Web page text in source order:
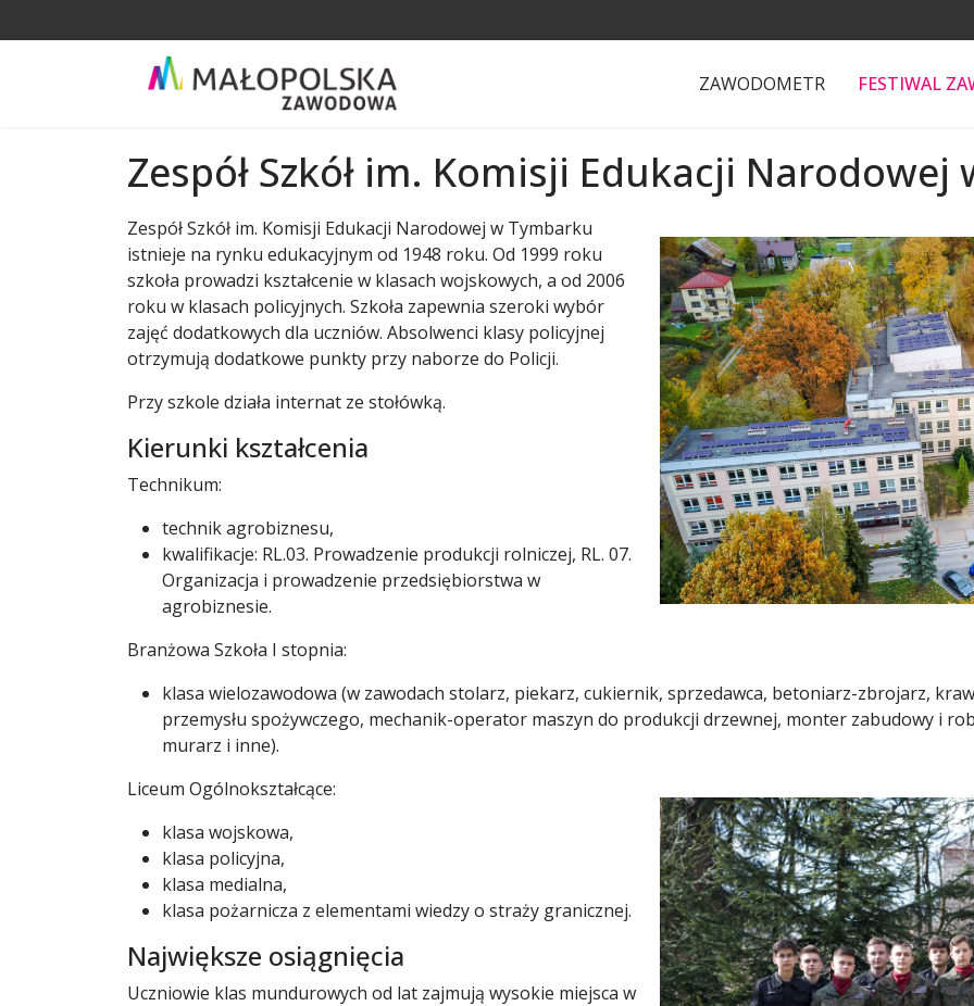
ZAWODOMETR FESTIWAL
Zespół Szkół im. Komisji Edukacji
Zespół Szkół im. Komisji Edukacji Narodowej w Tymbarku
istnieje na rynku edukacyjnym od 1948 roku. Od 1999 roku
szkoła prowadzi kształcenie w klasach wojskowych, a od 2006
roku w klasach policyjnych. Szkoła zapewnia szeroki wybór
zajęć dodatkowych dla uczniów. Absolwenci klasy policyjnej
otrzymują dodatkowe punkty przy naborze do Policji.
Przy szkole działa internat ze stołówką.
Kierunki kształcenia
Technikum:
technik agrobiznesu,
kwalifikacje: RL.03. Prowadzenie produkcji rolniczej, RL. 07.
Organizacja i prowadzenie przedsiębiorstwa w
agrobiznesie.
Branżowa Szkoła I stopnia:
klasa wielozawodowa (w zawodach stolarz, piekarz, cukiernik, sprzedawca, betoniarz-zbrojarz,
przemysłu spożywczego, mechanik-operator maszyn do produkcji drzewnej, monter zabudowy i
murarz i inne).
Liceum Ogólnokształcące:
klasa wojskowa,
klasa policyjna,
klasa medialna,
klasa pożarnicza z elementami wiedzy o straży granicznej.
Największe osiągnięcia
Uczniowie klas mundurowych od lat zajmują wysokie miejsca w